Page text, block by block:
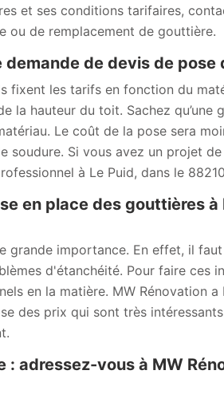
et ses conditions tarifaires,
ou de remplacement de gouttière.
de devis de pose
fixent les tarifs en fonction du
la hauteur du toit. Sachez qu’une
Le coût de la pose sera
soudure. Si vous avez un projet
à Le Puid, dans le
en place des gouttières à
grande importance. En effet, il
d'étanchéité. Pour faire ces
en la matière. MW Rénovation a
des prix qui sont très
adressez-vous à MW